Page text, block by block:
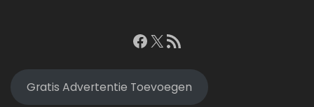
Facebook
X RSS feed
Gratis Advertentie Toevoegen